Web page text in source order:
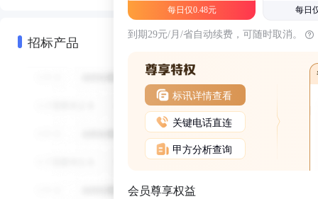
招标产品
每日仅0.48元 每日
到期29元/月/省自动续费，可随时取消。
标讯详情查看
关键电话直连
甲方分析查询
会员尊享权益